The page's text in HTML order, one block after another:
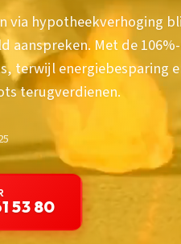
via hypotheekverhoging
aanspreken. Met de
terwijl energiebesparing
terugverdienen.
53 80